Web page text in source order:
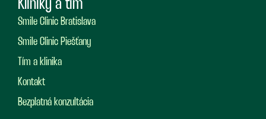
Kliniky a tím
Smile Clinic Bratislava
Smile Clinic Piešťany
Tím a klinika
Kontakt
Bezplatná konzultácia